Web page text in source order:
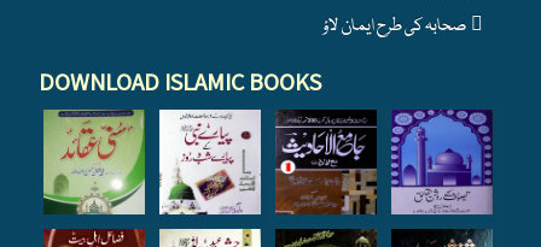
DOWNLOAD ISLAMIC BOOKS